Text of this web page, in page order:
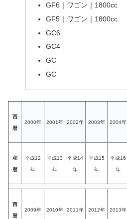
GF6｜ワゴン｜1800cc
GF5｜ワゴン｜1800cc
GC6
GC4
GC
GC
西
暦
2000年 2001年 2002年 2003年 2004年
和
暦
平成12
年
平成13
年
平成14
年
平成15
年
平成16
年
西
暦
2009年 2010年 2011年 2012年 2013年